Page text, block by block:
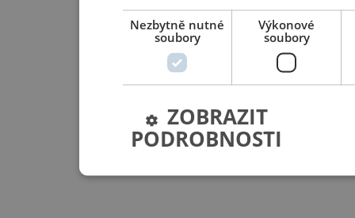
Nezbytně nutné
soubory
Výkonové
soubory
ZOBRAZIT
PODROBNOSTI